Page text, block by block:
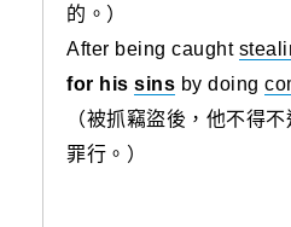
的。）
After being caught
for his sins by doing
（被抓竊盜後，他不得
罪行。）